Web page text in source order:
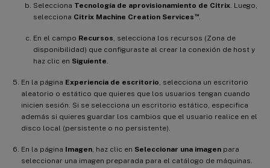
Selecciona Tecnología de aprovisionamiento de Citrix . Luego,
selecciona Citrix Machine Creation Services ™.
En el campo Recursos , selecciona los recursos (Zona de
disponibilidad) que configuraste al crear la conexión de host y
haz clic en Siguiente
En la página Experiencia de escritorio , selecciona un escritorio
aleatorio o estático que quieres que los usuarios tengan cuando
inicien sesión. Si se selecciona un escritorio estático, especifica
además si quieres guardar los cambios que el usuario realice en el
disco local (persistente o no persistente).
En la página Imagen , haz clic en Seleccionar una imagen para
seleccionar una imagen preparada para el catálogo de máquinas.